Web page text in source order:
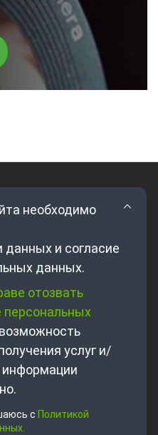
необходимо
данных и согласие
данных.
отозвать
персональных
услуг и/
с Политикой